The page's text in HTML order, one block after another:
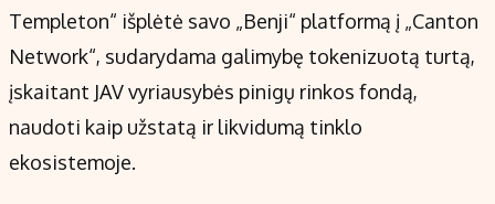
Templeton“ išplėtė savo „Benji“ platformą į „Canton
Network“, sudarydama galimybę tokenizuotą turtą,
įskaitant JAV vyriausybės pinigų rinkos fondą,
naudoti kaip užstatą ir likvidumą tinklo
ekosistemoje.